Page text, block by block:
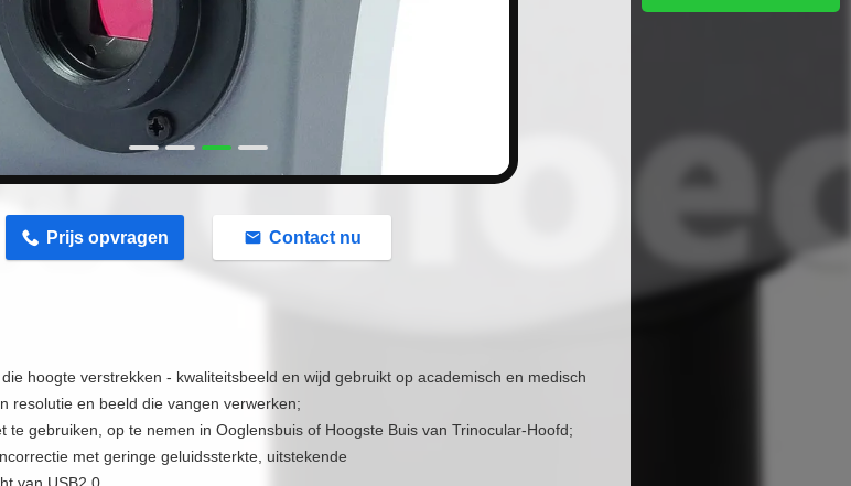
Prijs opvragen Contact nu
hoogte verstrekken - kwaliteitsbeeld en wijd gebruikt op academisch en medisch
resolutie en beeld die vangen verwerken;
te gebruiken, op te nemen in Ooglensbuis of Hoogste Buis van Trinocular-Hoofd;
met geringe geluidssterkte, uitstekende